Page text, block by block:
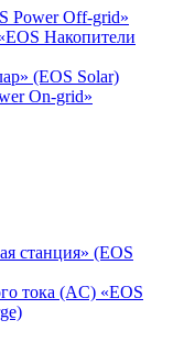
Power Off-grid»
Накопители
(EOS Solar)
On-grid»
станция» (EOS
тока (AC) «EOS